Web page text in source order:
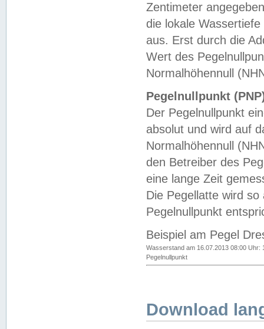
Zentimeter
die lokale
aus. Erst durch die
Wert des
Normalhöhennull
Pegelnullpunkt
Der Pegelnullpunkt
absolut und wird auf
Normalhöhennull
den Betreiber des
eine lange Zeit
Die Pegellatte wird
Pegelnullpunkt
Beispiel am Pegel
Wasserstand am 16.07.2013 08:00 Uhr:
Pegelnullpunkt
Download